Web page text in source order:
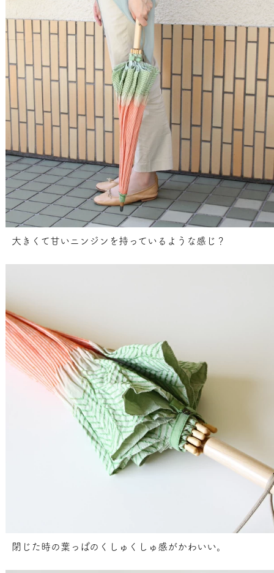
大きくて甘いニンジンを持っているような感じ？
閉じた時の葉っぱのくしゅくしゅ感がかわいい。